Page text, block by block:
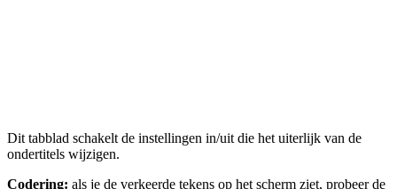
Dit tabblad schakelt de instellingen in/uit die het uiterlijk van de
ondertitels wijzigen.
Codering: als je de verkeerde tekens op het scherm ziet, probeer de